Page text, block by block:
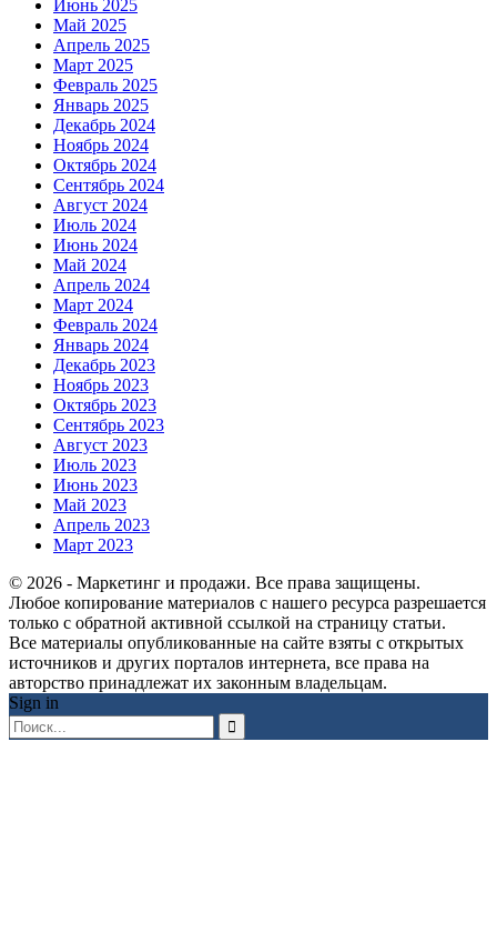
Июнь 2025
Май 2025
Апрель 2025
Март 2025
Февраль 2025
Январь 2025
Декабрь 2024
Ноябрь 2024
Октябрь 2024
Сентябрь 2024
Август 2024
Июль 2024
Июнь 2024
Май 2024
Апрель 2024
Март 2024
Февраль 2024
Январь 2024
Декабрь 2023
Ноябрь 2023
Октябрь 2023
Сентябрь 2023
Август 2023
Июль 2023
Июнь 2023
Май 2023
Апрель 2023
Март 2023
© 2026 - Маркетинг и продажи. Все права защищены.
Любое копирование материалов с нашего ресурса разрешается
только с обратной активной ссылкой на страницу статьи.
Все материалы опубликованные на сайте взяты с открытых
источников и других порталов интернета, все права на
авторство принадлежат их законным владельцам.
Sign in